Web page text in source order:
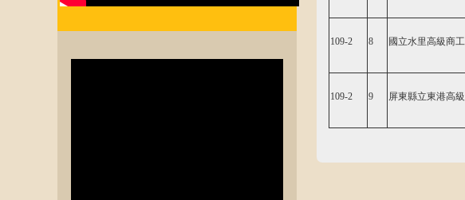
109-2 8 國立水里高級商
109-2 9 屏東縣立東港高